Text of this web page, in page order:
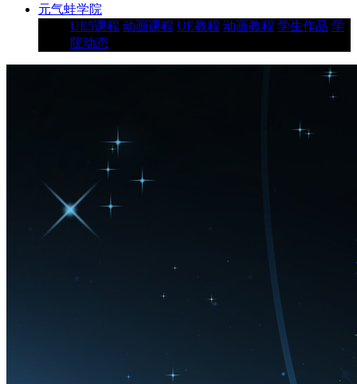
元气蛙学院
UE5课程 动画课程 UE教程 动画教程 学生作品 学
院动态